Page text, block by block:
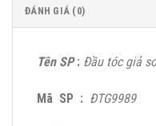
ĐÁNH GIÁ (0)
Tên SP: Đầu tóc giả
Mã SP : ĐTG9989